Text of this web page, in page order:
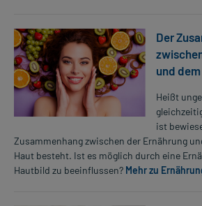
Der
und
Heißt
ist
Zusammenhang zwischen der Ernährung
Haut besteht. Ist es möglich durch eine
Hautbild zu beeinflussen? Mehr zu